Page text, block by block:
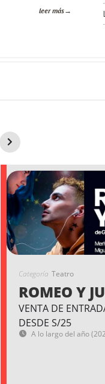
leer más
Categoría Teatro
ROMEO Y
VENTA DE
DESDE S/25
A lo largo del año